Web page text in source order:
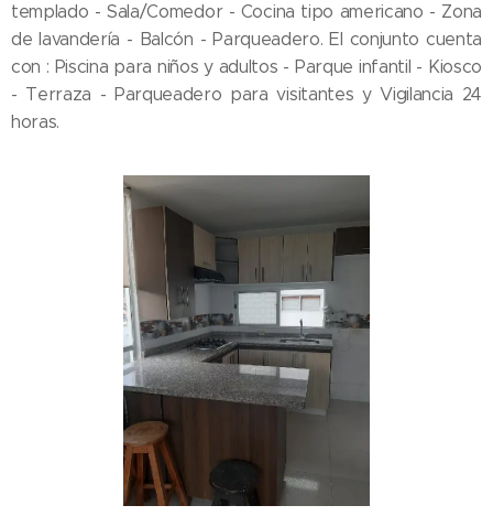
templado - Sala/Comedor - Cocina tipo americano - Zona
de lavandería - Balcón - Parqueadero. El conjunto cuenta
con : Piscina para niños y adultos - Parque infantil - Kiosco
- Terraza - Parqueadero para visitantes y Vigilancia 24
horas.